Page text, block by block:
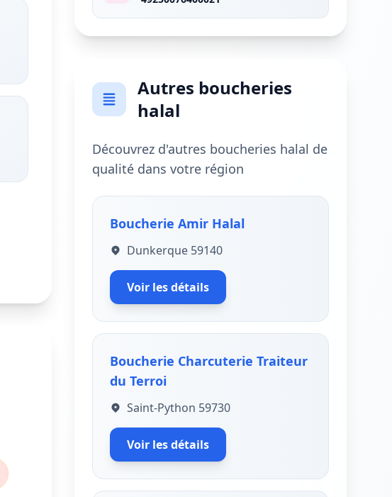
Autres boucheries
halal
Découvrez d'autres boucheries halal de
qualité dans votre région
Boucherie Amir Halal
Dunkerque 59140
Voir les détails
Boucherie Charcuterie Traiteur
du Terroi
Saint-Python 59730
Voir les détails